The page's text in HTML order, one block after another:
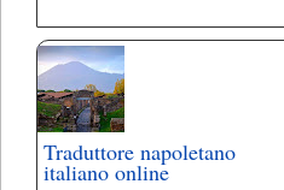
Traduttore napoletano
italiano online